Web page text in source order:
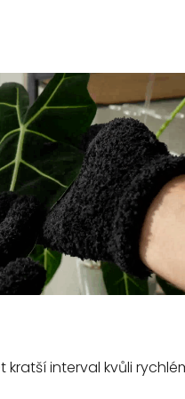
interval kvůli